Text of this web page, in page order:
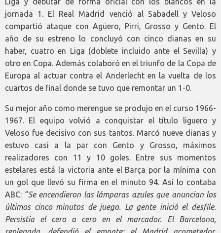
jornada 1. El Real Madrid venció al Sabadell y Veloso
compartió ataque con Agüero, Pirri, Grosso y Gento. El
año de su estreno lo concluyó con cinco dianas en su
haber, cuatro en Liga (doblete incluido ante el Sevilla) y
otro en Copa. Además colaboró en el triunfo de la Copa de
Europa al actuar contra el Anderlecht en la vuelta de los
cuartos de final donde se tuvo que remontar un 1-0.
Su mejor año como merengue se produjo en el curso 1966-
1967. El equipo volvió a conquistar el título liguero y
Veloso fue decisivo con sus tantos. Marcó nueve dianas y
estuvo casi a la par con Gento y Grosso, máximos
realizadores con 11 y 10 goles. Entre sus momentos
estelares está la victoria ante el Barça por la mínima con
un gol que llevó su firma en el minuto 94. Así lo contaba
ABC: “Se encendieron las lámparas azules que anuncian los
últimos cinco minutos de juego. La gente inició el desfile.
Persistía el cero a cero en el marcador. El Barcelona,